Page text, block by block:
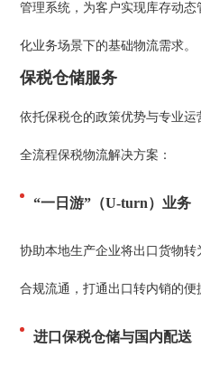
管理系统，为客户实现库存动
化业务场景下的基础物流需求。
保税仓储服务
依托保税仓的政策优势与专业
全流程保税物流解决方案：
“一日游”（U-turn）业务
协助本地生产企业将出口货物
合规流通，打通出口转内销的便
进口保税仓储与国内配送